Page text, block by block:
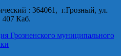
: 364061, г.Грозный, ул.
407 Каб.
Грозненского муниципального